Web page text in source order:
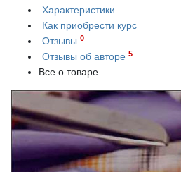
Характеристики
Как приобрести курс
Отзывы 0
Отзывы об авторе 5
Все о товаре